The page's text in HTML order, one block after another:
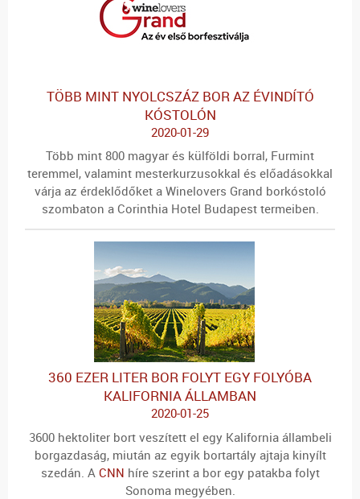
TÖBB MINT NYOLCSZÁZ BOR AZ ÉVINDÍTÓ
KÓSTOLÓN
2020-01-29
Több mint 800 magyar és külföldi borral, Furmint
teremmel, valamint mesterkurzusokkal és előadásokkal
várja az érdeklődőket a Winelovers Grand borkóstoló
szombaton a Corinthia Hotel Budapest termeiben.
360 EZER LITER BOR FOLYT EGY FOLYÓBA
KALIFORNIA ÁLLAMBAN
2020-01-25
3600 hektoliter bort veszített el egy Kalifornia állambeli
borgazdaság, miután az egyik bortartály ajtaja kinyílt
szedán. A CNN híre szerint a bor egy patakba folyt
Sonoma megyében.